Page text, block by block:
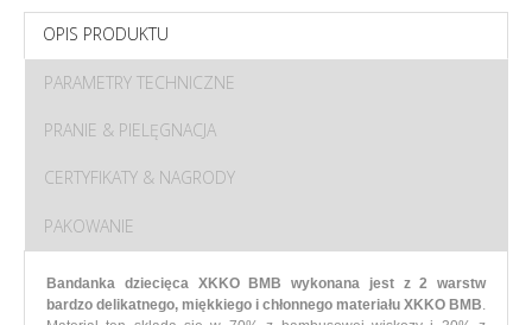
OPIS PRODUKTU
PARAMETRY TECHNICZNE
PRANIE & PIELĘGNACJA
CERTYFIKATY & NAGRODY
PAKOWANIE
Bandanka dziecięca XKKO BMB wykonana jest z 2 warstw
bardzo delikatnego, miękkiego i chłonnego materiału XKKO BMB